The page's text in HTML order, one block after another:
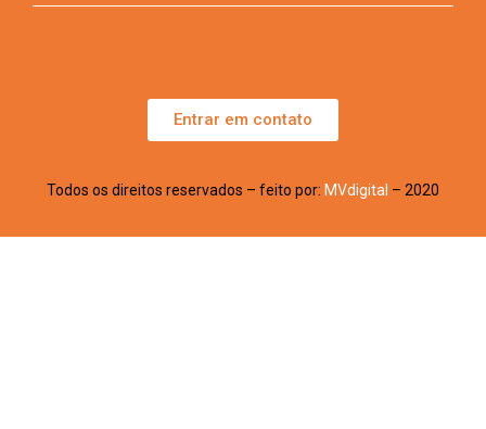
Entrar em contato
Todos os direitos reservados – feito por: MVdigital – 2020